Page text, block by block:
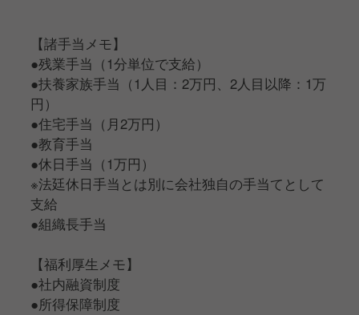
【諸手当メモ】
●残業手当（1分単位で支給）
●扶養家族手当（1人目：2万円、2人目以降：1万
円）
●住宅手当（月2万円）
●教育手当
●休日手当（1万円）
※法廷休日手当とは別に会社独自の手当てとして
支給
●組織長手当
【福利厚生メモ】
●社内融資制度
●所得保障制度